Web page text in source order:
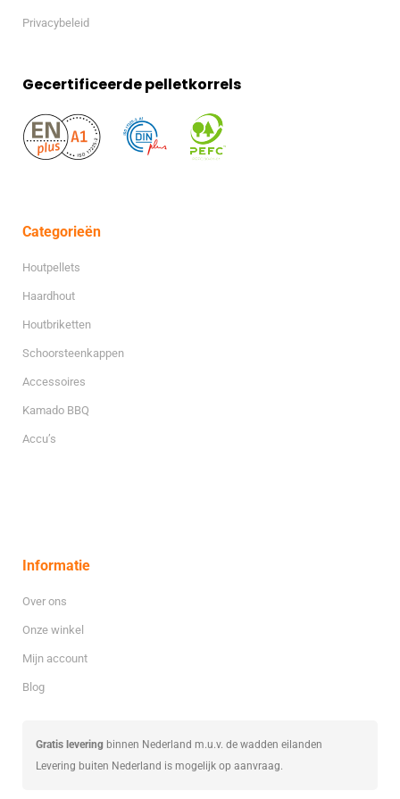
Privacybeleid
Gecertificeerde pelletkorrels
Categorieën
Houtpellets
Haardhout
Houtbriketten
Schoorsteenkappen
Accessoires
Kamado BBQ
Accu’s
Informatie
Over ons
Onze winkel
Mijn account
Blog
Gratis levering binnen Nederland m.u.v. de wadden eilanden
Levering buiten Nederland is mogelijk op aanvraag.